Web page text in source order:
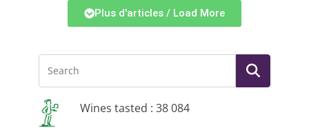
Plus d'articles / Load More
Wines tasted : 38 084